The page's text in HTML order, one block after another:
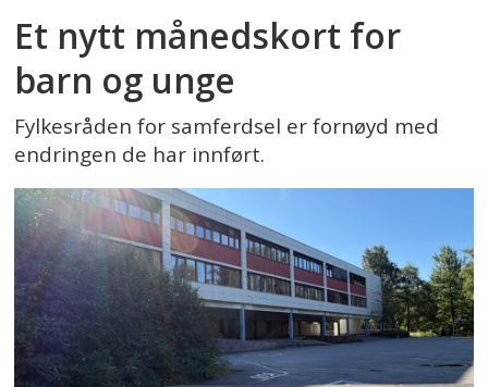
Et nytt månedskort for
barn og unge
Fylkesråden for samferdsel er fornøyd med
endringen de har innført.